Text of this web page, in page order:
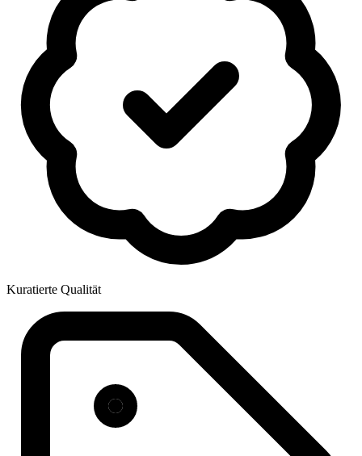
Kuratierte Qualität